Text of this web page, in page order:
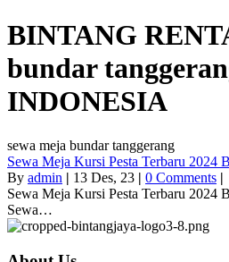
BINTANG
bundar
INDONESIA
sewa meja bundar tanggerang
Sewa Meja Kursi Pesta Terbaru 2024
By admin | 13 Des, 23 | 0 Comments |
Sewa Meja Kursi Pesta Terbaru 2024
Sewa…